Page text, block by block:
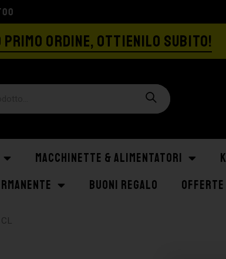
GRATIS A PARTIRE DA €129
ORDINE, OTTIENILO SUBITO!
MACCHINETTE & ALIMENTATORI
BUONI REGALO OFFERTE